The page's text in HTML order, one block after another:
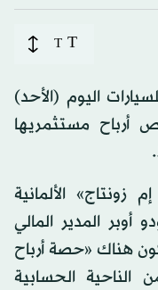
T
T
اليوم (الأحد)
أرباح مستثمريها
الألمانية
أوبر المدير المالي
هناك «حصة أرباح
الناحية الحسابية